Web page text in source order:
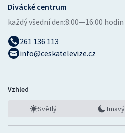
Divácké centrum
každý všední den:8:00—16:00 hodin
261 136 113
info@ceskatelevize.cz
Vzhled
Světlý Tmavý